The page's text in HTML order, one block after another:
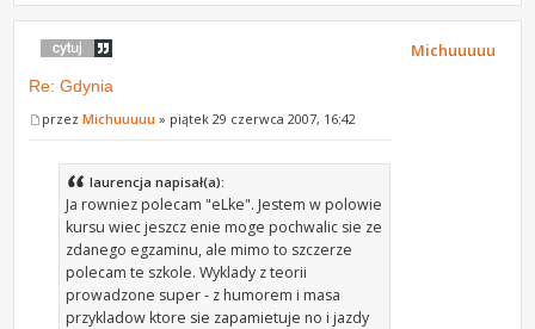
Re: Gdynia
przezMichuuuuu » piątek 29 czerwca 2007, 16:42
laurencja napisał(a):
Ja rowniez polecam "eLke". Jestem w polowie
kursu wiec jeszcz enie moge pochwalic sie ze
zdanego egzaminu, ale mimo to szczerze
polecam te szkole. Wyklady z teorii
prowadzone super - z humorem i masa
przykladow ktore sie zapamietuje no i jazdy
Michuuuuu